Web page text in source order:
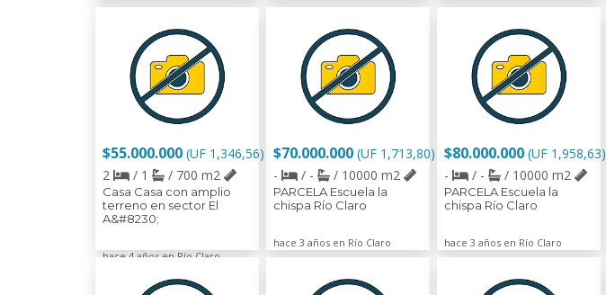
$55.000.000 (UF 1,346,56)
2
/ 1 / 700 m2
Casa Casa con amplio
terreno en sector El
A&#8230;
hace 4 años en Río Claro
$70.000.000 (UF 1,713,80)
-
/ - / 10000 m2
PARCELA Escuela la
chispa Río Claro
hace 3 años en Río Claro
$80.000.000 (UF 1,958,63)
-
/ - / 10000 m2
PARCELA Escuela la
chispa Río Claro
hace 3 años en Río Claro